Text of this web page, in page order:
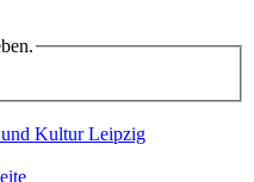
Kultur Leipzig